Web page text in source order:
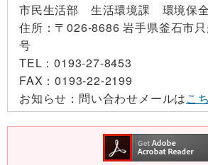
市民生活部 生活環境課 環境保
住所： 〒026-8686 岩手県釜石市
号
TEL：0193-27-8453
FAX：0193-22-2199
お知らせ： 問い合わせメールはこ